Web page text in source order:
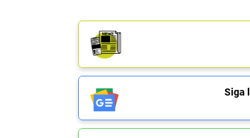
Siga